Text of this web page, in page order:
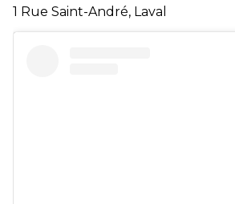
1 Rue Saint-André, Laval